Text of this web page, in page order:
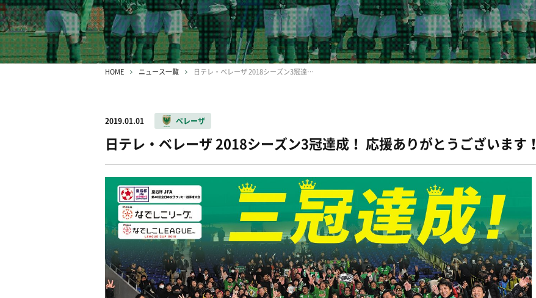
HOME ニュース一覧 日テレ・ベレーザ 2018シーズン3冠達成！ 応援ありがとうございます！
2019.01.01 ベレーザ
日テレ・ベレーザ 2018シーズン3冠達成！ 応援ありがとうございます！